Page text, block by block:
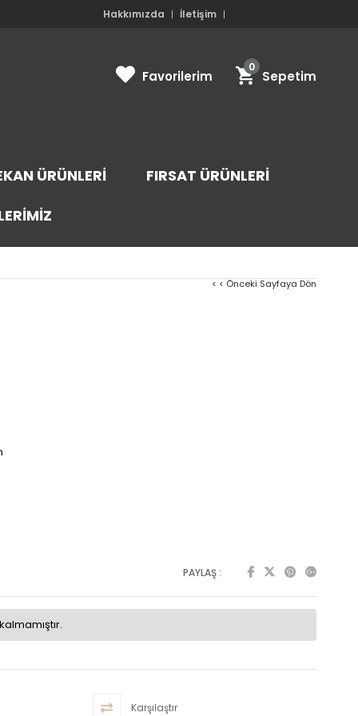
Hakkımızda İletişim
Sepetim
0
ÜRÜNLERI
FIRSAT ÜRÜNLERI
Favorilerim
< < Önceki Sayfaya Dön
PAYLAŞ :
Karşılaştır